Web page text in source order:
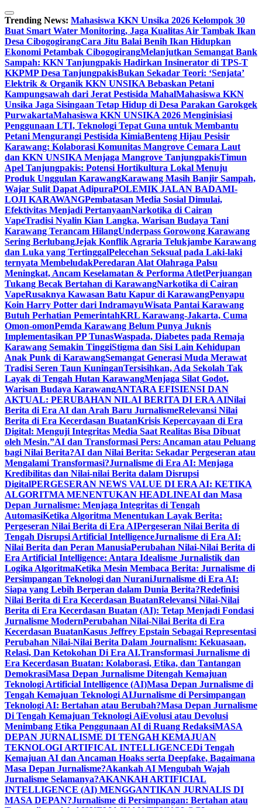
Skip
to
content
Trending News: Mahasiswa KKN Unsika 2026 Kelompok 30
Buat Smart Water Monitoring, Jaga Kualitas Air Tambak Ikan
Desa CibogogirangCara Jitu Balai Benih Ikan Hidupkan
Ekonomi Petambak CibogogirangMelanjutkan Semangat Bank
Sampah: KKN Tanjungpakis Hadirkan Insinerator di TPS-T
KKPMP Desa TanjungpakisBukan Sekadar Teori: ‘Senjata’
Elektrik & Organik KKN UNSIKA Bebaskan Petani
Kampungsawah dari Jerat Pestisida MahalMahasiswa KKN
Unsika Jaga Sisingaan Tetap Hidup di Desa Parakan Garokgek
PurwakartaMahasiswa KKN UNSIKA 2026 Menginisiasi
Penggunaan LTI, Teknologi Tepat Guna untuk Membantu
Petani Mengurangi Pestisida KimiaBenteng Hijau Pesisir
Karawang: Kolaborasi Komunitas Mangrove Cemara Laut
dan KKN UNSIKA Menjaga Mangrove TanjungpakisTimun
Apel Tanjungpakis: Potensi Hortikultura Lokal Menuju
Produk Unggulan KarawangKarawang Masih Banjir Sampah,
Wajar Sulit Dapat AdipuraPOLEMIK JALAN BADAMI-
LOJI KARAWANGPembatasan Media Sosial Dimulai,
Efektivitas Menjadi PertanyaanNarkotika di Cairan
VapeTradisi Nyalin Kian Langka, Warisan Budaya Tani
Karawang Terancam HilangUnderpass Gorowong Karawang
Sering BerlubangJejak Konflik Agraria Telukjambe Karawang
dan Luka yang TertinggalPelecehan Seksual pada Laki-laki
ternyata MembeludakPeredaran Alat Olahraga Palsu
Meningkat, Ancam Keselamatan & Performa AtletPerjuangan
Tukang Becak Bertahan di KarawangNarkotika di Cairan
VapeRusaknya Kawasan Batu Kapur di KarawangPenyapu
Koin Harry Potter dari IndramayuWisata Pantai Karawang
Butuh Perhatian PemerintahKRL Karawang-Jakarta, Cuma
Omon-omonPemda Karawang Belum Punya Juknis
Implementasikan PP TunasWaspada, Diabetes pada Remaja
Karawang Semakin TinggiStigma dan Sisi Lain Kehidupan
Anak Punk di KarawangSemangat Generasi Muda Merawat
Tradisi Seren Taun KuninganTersisihkan, Ada Sekolah Tak
Layak di Tengah Hutan KarawangMenjaga Silat Godot,
Warisan Budaya KarawangANTARA EFISIENSI DAN
AKTUAL: PERUBAHAN NILAI BERITA DI ERA AINilai
Berita di Era AI dan Arah Baru JurnalismeRelevansi Nilai
Berita di Era Kecerdasan BuatanKrisis Kepercayaan di Era
Digital: Menguji Integritas Media Saat Realitas Bisa Dibuat
oleh Mesin.”AI dan Transformasi Pers: Ancaman atau Peluang
bagi Nilai Berita?AI dan Nilai Berita: Sekadar Pergeseran atau
Mengalami Transformasi?Jurnalisme di Era AI: Menjaga
Kredibilitas dan Nilai-nilai Berita dalam Disrupsi
DigitalPERGESERAN NEWS VALUE DI ERA AI: KETIKA
ALGORITMA MENENTUKAN HEADLINEAI dan Masa
Depan Jurnalisme: Menjaga Integritas di Tengah
AutomasiKetika Algoritma Menentukan Layak Berita:
Pergeseran Nilai Berita di Era AIPergeseran Nilai Berita di
Tengah Disrupsi Artificial IntelligenceJurnalisme di Era AI:
Nilai Berita dan Peran ManusiaPerubahan Nilai-Nilai Berita di
Era Artificial Intelligence: Antara Idealisme Jurnalistik dan
Logika AlgoritmaKetika Mesin Membaca Berita: Jurnalisme di
Persimpangan Teknologi dan NuraniJurnalisme di Era AI:
Siapa yang Lebih Berperan dalam Dunia Berita?Redefinisi
Nilai Berita di Era Kecerdasan BuatanRelevansi Nilai-Nilai
Berita di Era Kecerdasan Buatan (AI): Tetap Menjadi Fondasi
Jurnalisme ModernPerubahan Nilai-Nilai Berita di Era
Kecerdasan BuatanKasus Jeffrey Epstain Sebagai Representasi
Perubahan Nilai-Nilai Berita Dalam Journalism: Kekuasaan,
Relasi, Dan Ketokohan Di Era AI.Transformasi Jurnalisme di
Era Kecerdasan Buatan: Kolaborasi, Etika, dan Tantangan
DemokrasiMasa Depan Jurnalisme Ditengah Kemajuan
Teknologi Artificial Intelligence (AI)Masa Depan Jurnalisme di
Tengah Kemajuan Teknologi AIJurnalisme di Persimpangan
Teknologi AI: Bertahan atau Berubah?Masa Depan Jurnalisme
Di Tengah Kemajuan Teknologi AiEvolusi atau Devolusi
Menimbang Etika Penggunaan AI di Ruang RedaksiMASA
DEPAN JURNALISME DI TENGAH KEMAJUAN
TEKNOLOGI ARTIFICAL INTELLIGENCEDi Tengah
Kemajuan AI dan Ancaman Hoaks serta Deepfake, Bagaimana
Masa Depan Jurnalisme?Akankah AI Mengubah Wajah
Jurnalisme Selamanya?AKANKAH ARTIFICIAL
INTELLIGENCE (AI) MENGGANTIKAN JURNALIS DI
MASA DEPAN?Jurnalisme di Persimpangan: Bertahan atau